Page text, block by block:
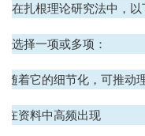
在扎根理论研究法中，以
选择一项或多项：
随着它的细节化，可推动
在资料中高频出现